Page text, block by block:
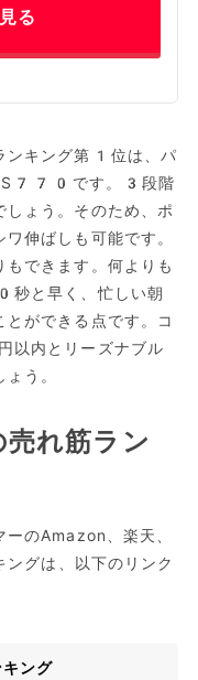
る
ンキング第1位は、パ
です。3段階
ょう。そのため、ポ
伸ばしも可能です。
できます。何よりも
と早く、忙しい朝
ができる点です。コ
以内とリーズナブル
う。
れ筋ラン
のAmazon、楽天、
グは、以下のリンク
ング